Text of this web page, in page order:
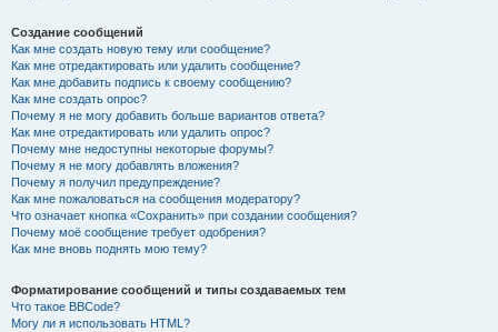
Создание сообщений
Как мне создать новую тему или сообщение?
Как мне отредактировать или удалить сообщение?
Как мне добавить подпись к своему сообщению?
Как мне создать опрос?
Почему я не могу добавить больше вариантов ответа?
Как мне отредактировать или удалить опрос?
Почему мне недоступны некоторые форумы?
Почему я не могу добавлять вложения?
Почему я получил предупреждение?
Как мне пожаловаться на сообщения модератору?
Что означает кнопка «Сохранить» при создании сообщения?
Почему моё сообщение требует одобрения?
Как мне вновь поднять мою тему?
Форматирование сообщений и типы создаваемых тем
Что такое BBCode?
Могу ли я использовать HTML?